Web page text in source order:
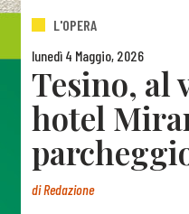
L'OPERA
lunedì 4 Maggio, 2026
Tesino, al
hotel
diRedazione